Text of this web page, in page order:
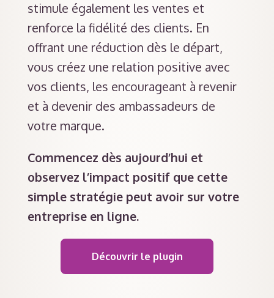
stimule également les ventes et
renforce la fidélité des clients. En
offrant une réduction dès le départ,
vous créez une relation positive avec
vos clients, les encourageant à revenir
et à devenir des ambassadeurs de
votre marque.
Commencez dès aujourd’hui et
observez l’impact positif que cette
simple stratégie peut avoir sur votre
entreprise en ligne.
Découvrir le plugin